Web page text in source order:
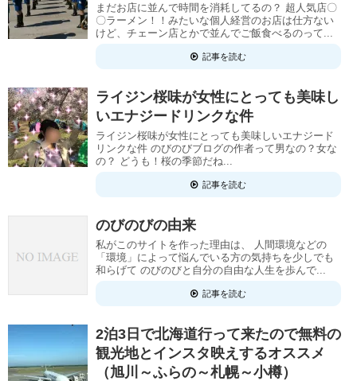
まだお店に並んで時間を消耗してるの？ 超人気店〇
〇ラーメン！！みたいな個人経営のお店は仕方ない
けど、チェーン店とかで並んでご飯食べるのって...
記事を読む
ライジン桜味が女性にとっても美味し
いエナジードリンクな件
ライジン桜味が女性にとっても美味しいエナジード
リンクな件 のびのびブログの作者って男なの？女な
の？ どうも！桜の季節だね...
記事を読む
のびのびの由来
私がこのサイトを作った理由は、 人間環境などの
「環境」によって悩んでいる方の気持ちを少しでも
和らげて のびのびと自分の自由な人生を歩んで...
記事を読む
2泊3日で北海道行って来たので無料の
観光地とインスタ映えするオススメ
（旭川～ふらの～札幌～小樽）